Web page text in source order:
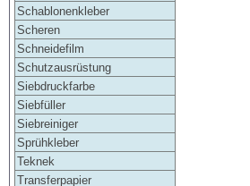
Schablonenkleber
Scheren
Schneidefilm
Schutzausrüstung
Siebdruckfarbe
Siebfüller
Siebreiniger
Sprühkleber
Teknek
Transferpapier